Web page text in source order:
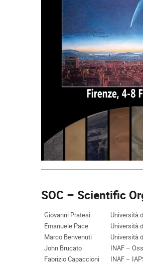
SOC – Scientific
Giovanni Pratesi
Università
Emanuele Pace
Università
Marco Benvenuti
Università
John Brucato
INAF –
Fabrizio Capaccioni
INAF –